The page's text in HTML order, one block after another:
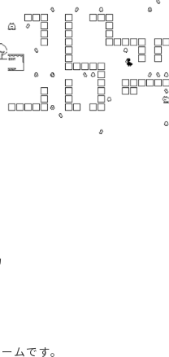
ムです。